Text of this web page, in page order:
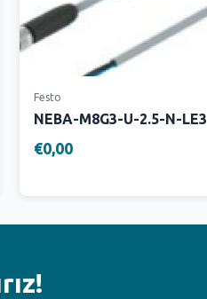
Festo
NEBA-M8G3-U-2.5-N-LE3
€0,00